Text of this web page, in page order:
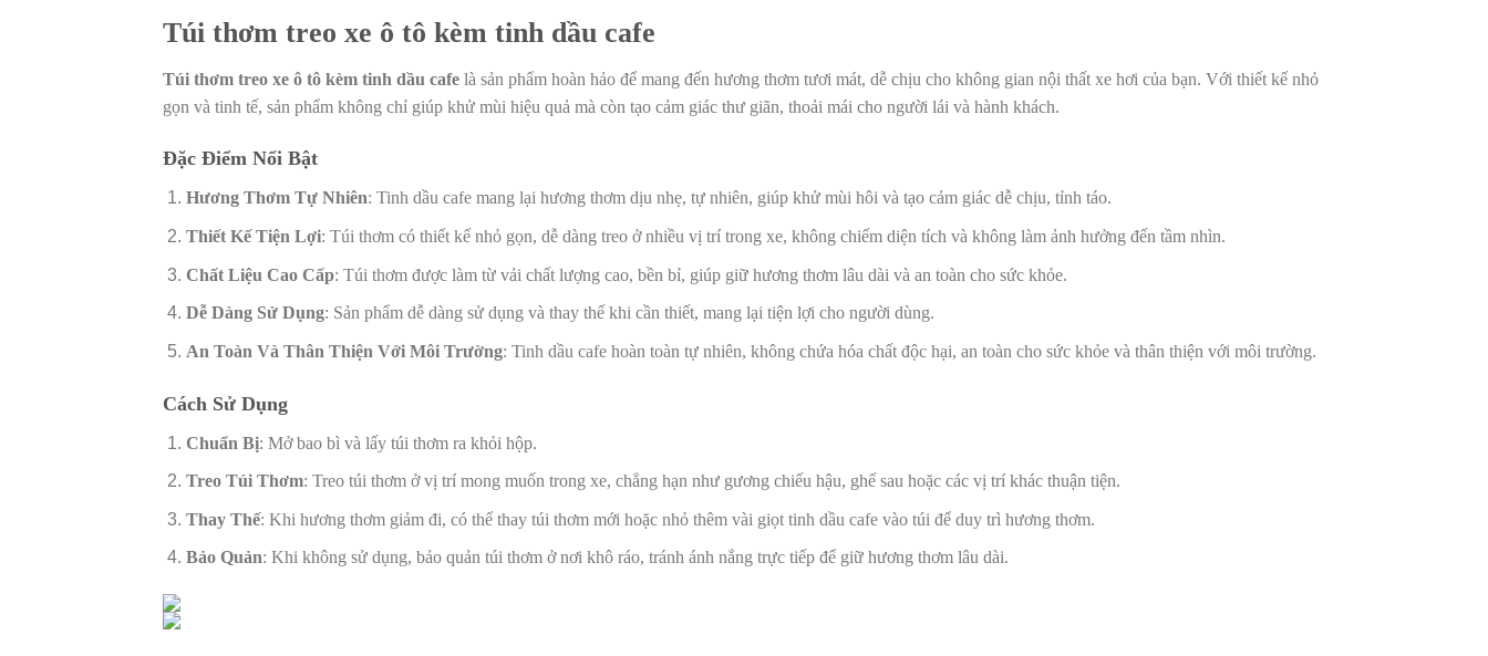
Túi thơm treo xe ô tô kèm tinh dầu cafe
Túi thơm treo xe ô tô kèm tinh dầu cafe là sản phẩm hoàn hảo để mang đến hương thơm tươi mát, dễ chịu cho không gian nội thất xe hơi của bạn. Với thiết kế nhỏ
gọn và tinh tế, sản phẩm không chỉ giúp khử mùi hiệu quả mà còn tạo cảm giác thư giãn, thoải mái cho người lái và hành khách.
Đặc Điểm Nổi Bật
Hương Thơm Tự Nhiên: Tinh dầu cafe mang lại hương thơm dịu nhẹ, tự nhiên, giúp khử mùi hôi và tạo cảm giác dễ chịu, tỉnh táo.
Thiết Kế Tiện Lợi: Túi thơm có thiết kế nhỏ gọn, dễ dàng treo ở nhiều vị trí trong xe, không chiếm diện tích và không làm ảnh hưởng đến tầm nhìn.
Chất Liệu Cao Cấp: Túi thơm được làm từ vải chất lượng cao, bền bỉ, giúp giữ hương thơm lâu dài và an toàn cho sức khỏe.
Dễ Dàng Sử Dụng: Sản phẩm dễ dàng sử dụng và thay thế khi cần thiết, mang lại tiện lợi cho người dùng.
An Toàn Và Thân Thiện Với Môi Trường: Tinh dầu cafe hoàn toàn tự nhiên, không chứa hóa chất độc hại, an toàn cho sức khỏe và thân thiện với môi trường.
Cách Sử Dụng
Chuẩn Bị: Mở bao bì và lấy túi thơm ra khỏi hộp.
Treo Túi Thơm: Treo túi thơm ở vị trí mong muốn trong xe, chẳng hạn như gương chiếu hậu, ghế sau hoặc các vị trí khác thuận tiện.
Thay Thế: Khi hương thơm giảm đi, có thể thay túi thơm mới hoặc nhỏ thêm vài giọt tinh dầu cafe vào túi để duy trì hương thơm.
Bảo Quản: Khi không sử dụng, bảo quản túi thơm ở nơi khô ráo, tránh ánh nắng trực tiếp để giữ hương thơm lâu dài.